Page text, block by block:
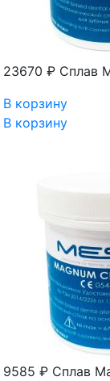
23670 ₽ Сплав
В корзину
В корзину
9585 ₽ Сплав